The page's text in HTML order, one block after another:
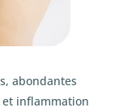
abondantes
inflammation